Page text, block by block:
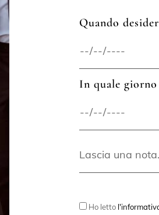
Quando
In quale
Ho letto